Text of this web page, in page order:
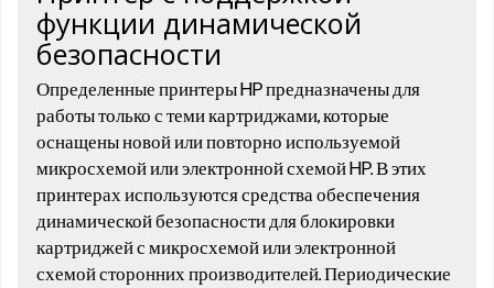
функции динамической
безопасности
Определенные принтеры HP предназначены для
работы только с теми картриджами, которые
оснащены новой или повторно используемой
микросхемой или электронной схемой HP. В этих
принтерах используются средства обеспечения
динамической безопасности для блокировки
картриджей с микросхемой или электронной
схемой сторонних производителей. Периодические